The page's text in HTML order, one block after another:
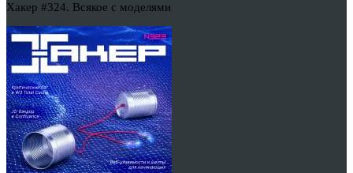
Хакер #324. Всякое с моделями